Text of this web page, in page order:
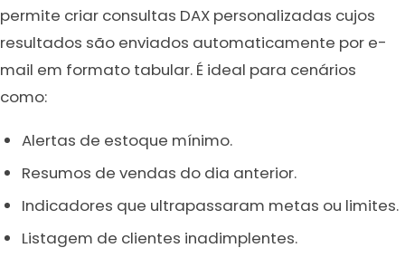
permite criar consultas DAX personalizadas cujos
resultados são enviados automaticamente por e-
mail em formato tabular. É ideal para cenários
como:
Alertas de estoque mínimo.
Resumos de vendas do dia anterior.
Indicadores que ultrapassaram metas ou limites.
Listagem de clientes inadimplentes.